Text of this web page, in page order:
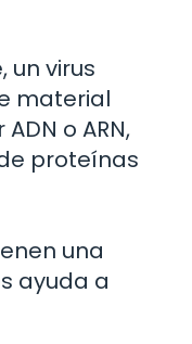
un virus
material
o ARN,
proteínas
una
ayuda a